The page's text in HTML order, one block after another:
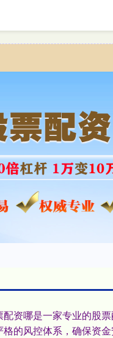
资哪是一家专业的股
的风控体系，确保资